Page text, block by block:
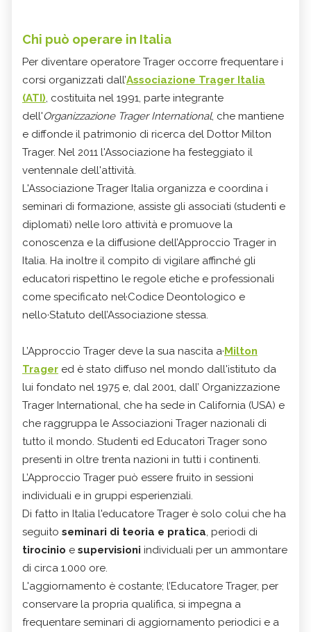
Chi può operare in Italia
Per diventare operatore Trager occorre frequentare i
corsi organizzati dall’Associazione Trager Italia
(ATI), costituita nel 1991, parte integrante
dell'Organizzazione Trager International, che mantiene
e diffonde il patrimonio di ricerca del Dottor Milton
Trager. Nel 2011 l'Associazione ha festeggiato il
ventennale dell'attività.
L'Associazione Trager Italia organizza e coordina i
seminari di formazione, assiste gli associati (studenti e
diplomati) nelle loro attività e promuove la
conoscenza e la diffusione dell’Approccio Trager in
Italia. Ha inoltre il compito di vigilare affinché gli
educatori rispettino le regole etiche e professionali
come specificato nel·Codice Deontologico e
nello·Statuto dell’Associazione stessa.
L’Approccio Trager deve la sua nascita a· Milton
Trager ed è stato diffuso nel mondo dall'istituto da
lui fondato nel 1975 e, dal 2001, dall’ Organizzazione
Trager International, che ha sede in California (USA) e
che raggruppa le Associazioni Trager nazionali di
tutto il mondo. Studenti ed Educatori Trager sono
presenti in oltre trenta nazioni in tutti i continenti.
L’Approccio Trager può essere fruito in sessioni
individuali e in gruppi esperienziali.
Di fatto in Italia l'educatore Trager è solo colui che ha
seguito seminari di teoria e pratica, periodi di
tirocinio e supervisioni individuali per un ammontare
di circa 1.000 ore.
L'aggiornamento è costante; l’Educatore Trager, per
conservare la propria qualifica, si impegna a
frequentare seminari di aggiornamento periodici e a